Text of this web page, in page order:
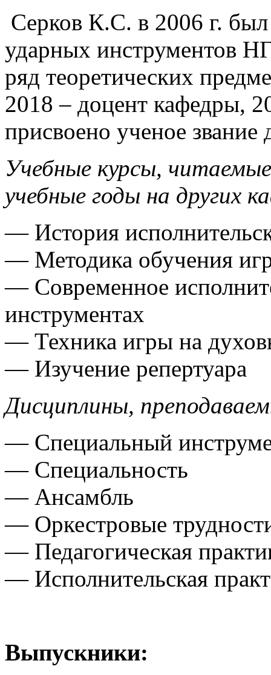
Серков К.С. в 2006 г.
ударных инструментов
ряд теоретических
2018 – доцент кафедры,
присвоено ученое звание
Учебные курсы,
учебные годы на других
— История
— Методика обучения
— Современное
инструментах
— Техника игры на
— Изучение репертуара
Дисциплины,
— Специальный
— Специальность
— Ансамбль
— Оркестровые
— Педагогическая
— Исполнительская
Выпускники: